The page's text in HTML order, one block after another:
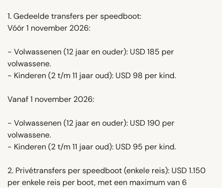
1. Gedeelde transfers per speedboot:
Vóór 1 november 2026:
- Volwassenen (12 jaar en ouder): USD 185 per
volwassene.
- Kinderen (2 t/m 11 jaar oud): USD 98 per kind.
Vanaf 1 november 2026:
- Volwassenen (12 jaar en ouder): USD 190 per
volwassene.
- Kinderen (2 t/m 11 jaar oud): USD 95 per kind.
2. Privétransfers per speedboot (enkele reis): USD 1.150
per enkele reis per boot, met een maximum van 6